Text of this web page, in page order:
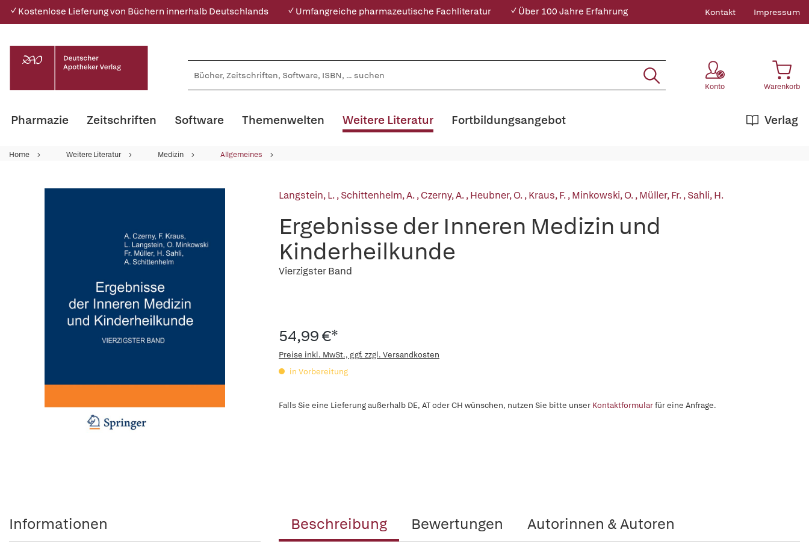
✓ Kostenlose Lieferung von Büchern innerhalb Deutschlands ✓ Umfangreiche pharmazeutische Fachliteratur ✓ Über 100 Jahre Erfahrung Kontakt Impressum
Konto Warenkorb
Pharmazie Zeitschriften Software Themenwelten Weitere Literatur Verlag
Fortbildungsangebot
Home Weitere Literatur Medizin Allgemeines
Langstein, L.,Schittenhelm, A.,Czerny, A.,Heubner, O.,Kraus, F.,Minkowski, O.,Müller, Fr.,Sahli, H.
Ergebnisse der Inneren Medizin und
Kinderheilkunde
Vierzigster Band
54,99 €*
Preise inkl. MwSt., ggf. zzgl. Versandkosten
in Vorbereitung
Falls Sie eine Lieferung außerhalb DE, AT oder CH wünschen, nutzen Sie bitte unser Kontaktformularfür eine Anfrage.
Beschreibung Bewertungen Autorinnen & Autoren
Informationen